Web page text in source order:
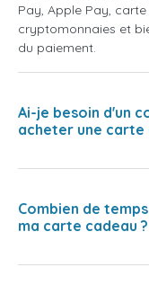
Pay, Apple Pay,
cryptomonnaies et
du paiement.
Ai-je besoin d'un
acheter une carte
Combien de
ma carte cadeau ?